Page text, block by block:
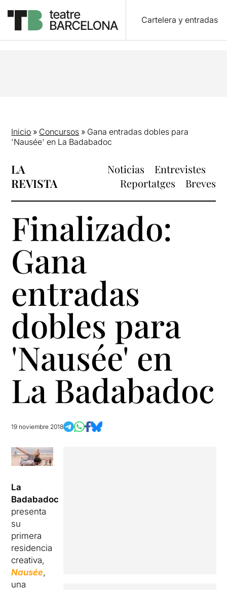
Cartelera y entradas
Inicio » Concursos » Gana entradas dobles para
'Nausée' en La Badabadoc
LA
REVISTA
Noticias
Entrevistes
Reportatges
Breves
Finalizado:
Gana
entradas
dobles para
'Nausée' en
La Badabadoc
19 noviembre 2018
La
Badabadoc
presenta
su
primera
residencia
creativa,
Nausée,
una